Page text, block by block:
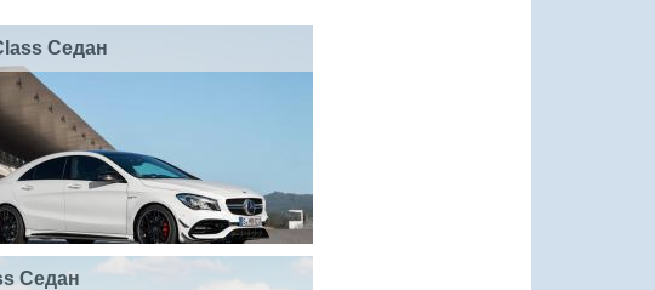
Седан
Седан